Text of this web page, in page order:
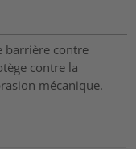
barrière contre
contre la
mécanique.